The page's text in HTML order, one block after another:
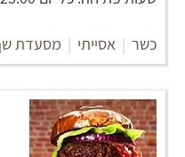
כשר | אסייתי | מסעדת